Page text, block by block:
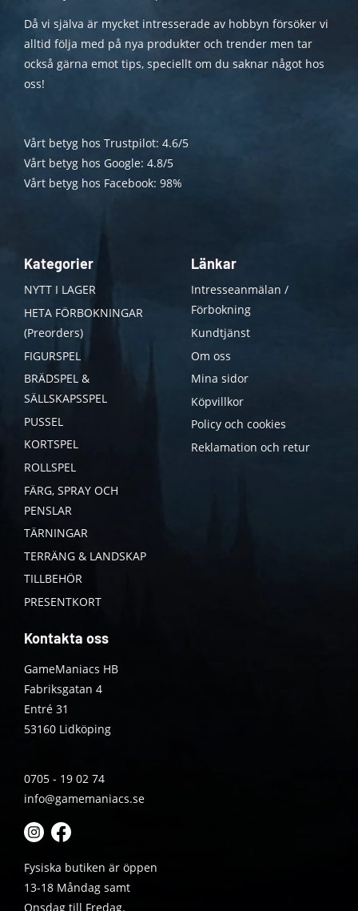
Då vi själva är mycket intresserade av hobbyn försöker vi
alltid följa med på nya produkter och trender men tar
också gärna emot tips, speciellt om du saknar något hos
oss!
Vårt betyg hos Trustpilot: 4.6/5
Vårt betyg hos Google: 4.8/5
Vårt betyg hos Facebook: 98%
Kategorier
NYTT I LAGER
HETA FÖRBOKNINGAR
(Preorders)
FIGURSPEL
BRÄDSPEL &
SÄLLSKAPSSPEL
PUSSEL
KORTSPEL
ROLLSPEL
FÄRG, SPRAY OCH
PENSLAR
TÄRNINGAR
TERRÄNG & LANDSKAP
TILLBEHÖR
PRESENTKORT
Länkar
Intresseanmälan /
Förbokning
Kundtjänst
Om oss
Mina sidor
Köpvillkor
Policy och cookies
Reklamation och retur
Kontakta oss
GameManiacs HB
Fabriksgatan 4
Entré 31
53160 Lidköping
0705 - 19 02 74
info@gamemaniacs.se
Fysiska butiken är öppen
13-18 Måndag samt
Onsdag till Fredag.